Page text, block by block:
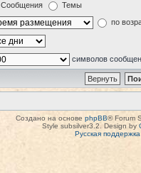
Сообщения Темы
по
символов
Создано на основе phpBB® Forum
Style subsilver3.2. Design by
Русская